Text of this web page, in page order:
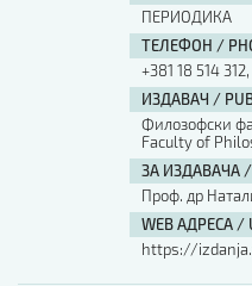
ПЕРИОДИКА
ТЕЛЕФОН /
+381 18 514
ИЗДАВАЧ /
Филозофски
Faculty of
ЗА ИЗДАВАЧА /
Проф. др
WEB АДРЕСА /
https://